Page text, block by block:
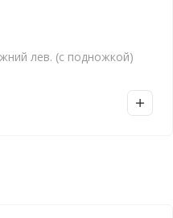
лев. (с подножкой)